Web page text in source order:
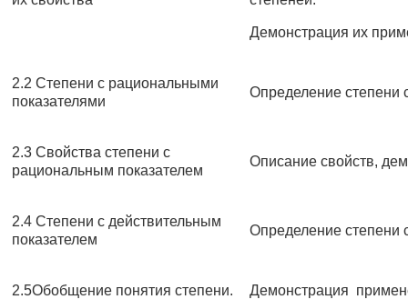
Демонстрация их
2.2 Степени с рациональными
показателями
Определение степени
2.3 Свойства степени с
рациональным показателем
Описание свойств,
2.4 Степени с действительным
показателем
Определение степени
2.5Обобщение понятия степени. Демонстрация